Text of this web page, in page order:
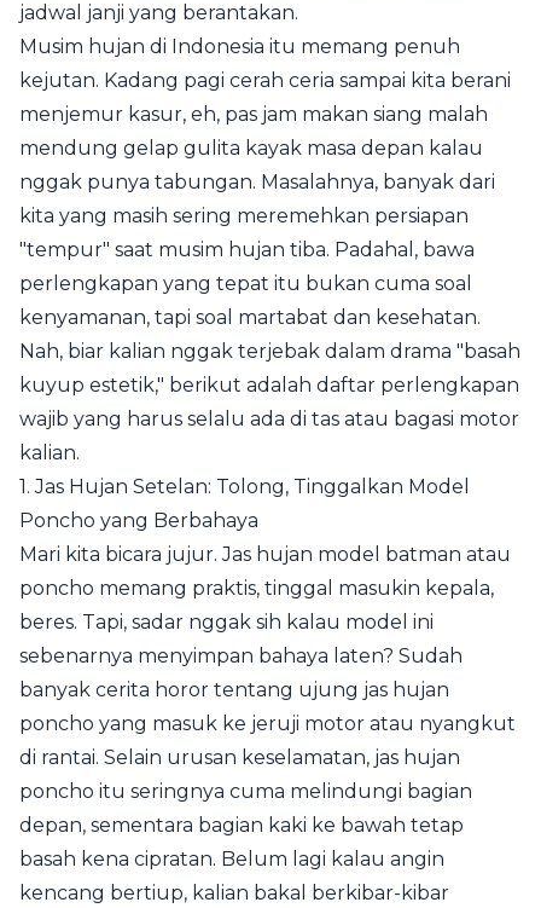
jadwal janji yang berantakan.
Musim hujan di Indonesia itu memang penuh
kejutan. Kadang pagi cerah ceria sampai kita berani
menjemur kasur, eh, pas jam makan siang malah
mendung gelap gulita kayak masa depan kalau
nggak punya tabungan. Masalahnya, banyak dari
kita yang masih sering meremehkan persiapan
"tempur" saat musim hujan tiba. Padahal, bawa
perlengkapan yang tepat itu bukan cuma soal
kenyamanan, tapi soal martabat dan kesehatan.
Nah, biar kalian nggak terjebak dalam drama "basah
kuyup estetik," berikut adalah daftar perlengkapan
wajib yang harus selalu ada di tas atau bagasi motor
kalian.
1. Jas Hujan Setelan: Tolong, Tinggalkan Model
Poncho yang Berbahaya
Mari kita bicara jujur. Jas hujan model batman atau
poncho memang praktis, tinggal masukin kepala,
beres. Tapi, sadar nggak sih kalau model ini
sebenarnya menyimpan bahaya laten? Sudah
banyak cerita horor tentang ujung jas hujan
poncho yang masuk ke jeruji motor atau nyangkut
di rantai. Selain urusan keselamatan, jas hujan
poncho itu seringnya cuma melindungi bagian
depan, sementara bagian kaki ke bawah tetap
basah kena cipratan. Belum lagi kalau angin
kencang bertiup, kalian bakal berkibar-kibar